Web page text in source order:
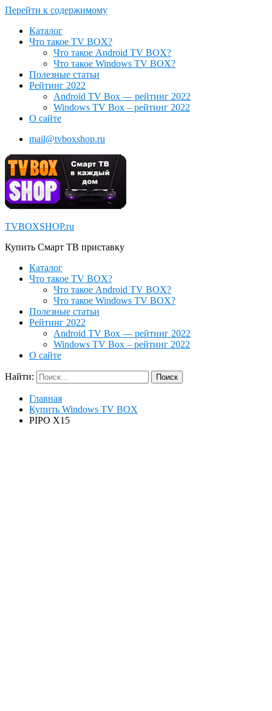
Перейти к содержимому
Каталог
Что такое TV BOX?
Что такое Android TV BOX?
Что такое Windows TV BOX?
Полезные статьи
Рейтинг 2022
Android TV Box — рейтинг 2022
Windows TV Box – рейтинг 2022
О сайте
mail@tvboxshop.ru
TVBOXSHOP.ru
Купить Смарт ТВ приставку
Каталог
Что такое TV BOX?
Что такое Android TV BOX?
Что такое Windows TV BOX?
Полезные статьи
Рейтинг 2022
Android TV Box — рейтинг 2022
Windows TV Box – рейтинг 2022
О сайте
Найти:
Главная
Купить Windows TV BOX
PIPO X15